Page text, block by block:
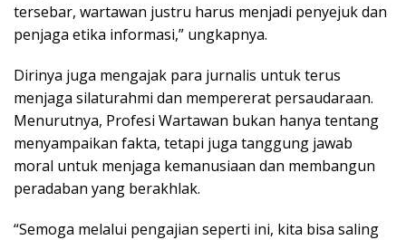
tersebar, wartawan justru harus menjadi penyejuk dan
penjaga etika informasi,” ungkapnya.
Dirinya juga mengajak para jurnalis untuk terus
menjaga silaturahmi dan mempererat persaudaraan.
Menurutnya, Profesi Wartawan bukan hanya tentang
menyampaikan fakta, tetapi juga tanggung jawab
moral untuk menjaga kemanusiaan dan membangun
peradaban yang berakhlak.
“Semoga melalui pengajian seperti ini, kita bisa saling